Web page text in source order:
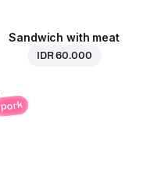
Sandwich with meat
IDR 60.000
pork